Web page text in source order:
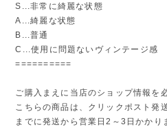
S...非常に綺麗な状態
A...綺麗な状態
B...普通
C...使用に問題ないヴィンテージ感
==========
ご購入まえに当店のショップ情報を
こちらの商品は、クリックポスト発
までに発送から営業日2～3日かかり